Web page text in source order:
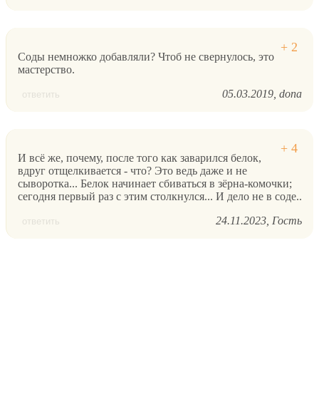
Соды немножко добавляли? Чтоб не свернулось, это
мастерство.
ответить 05.03.2019 dona
И всё же, почему, после того как заварился белок,
вдруг отщелкивается - что? Это ведь даже и не
сыворотка... Белок начинает сбиваться в зёрна-комочки;
сегодня первый раз с этим столкнулся... И дело не в соде..
ответить 24.11.2023 Гость